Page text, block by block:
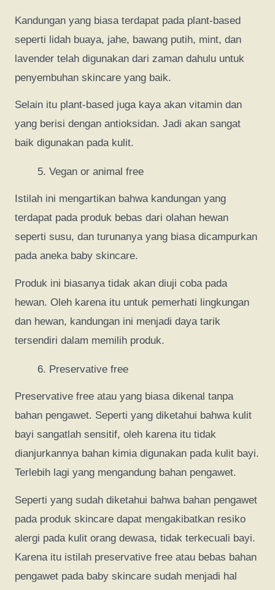
Kandungan yang biasa terdapat pada plant-based
seperti lidah buaya, jahe, bawang putih, mint, dan
lavender telah digunakan dari zaman dahulu untuk
penyembuhan skincare yang baik.
Selain itu plant-based juga kaya akan vitamin dan
yang berisi dengan antioksidan. Jadi akan sangat
baik digunakan pada kulit.
Vegan or animal free
Istilah ini mengartikan bahwa kandungan yang
terdapat pada produk bebas dari olahan hewan
seperti susu, dan turunanya yang biasa dicampurkan
pada aneka baby skincare.
Produk ini biasanya tidak akan diuji coba pada
hewan. Oleh karena itu untuk pemerhati lingkungan
dan hewan, kandungan ini menjadi daya tarik
tersendiri dalam memilih produk.
Preservative free
Preservative free atau yang biasa dikenal tanpa
bahan pengawet. Seperti yang diketahui bahwa kulit
bayi sangatlah sensitif, oleh karena itu tidak
dianjurkannya bahan kimia digunakan pada kulit bayi.
Terlebih lagi yang mengandung bahan pengawet.
Seperti yang sudah diketahui bahwa bahan pengawet
pada produk skincare dapat mengakibatkan resiko
alergi pada kulit orang dewasa, tidak terkecuali bayi.
Karena itu istilah preservative free atau bebas bahan
pengawet pada baby skincare sudah menjadi hal